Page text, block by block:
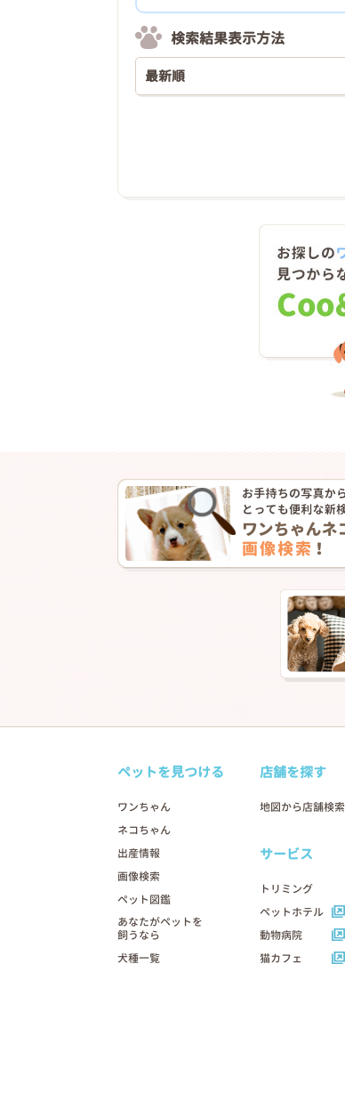
検索結果表示方法
ペットを見つける
ワンちゃん
ネコちゃん
出産情報
画像検索
ペット図鑑
あなたがペットを
飼うなら
犬種一覧
店舗を探す
地図から店舗検索
サービス
トリミング
ペットホテル
動物病院
猫カフェ